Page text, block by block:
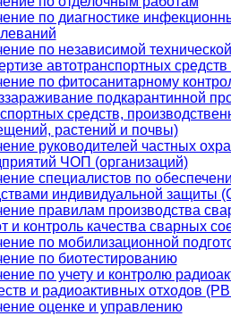
по диагностике
по независимой технической
автотранспортных
по фитосанитарному
подкарантинной
средств,
растений и почвы)
руководителей частных
ЧОП (организаций)
специалистов по
индивидуальной защиты
правилам производства
и контроль качества сварных
по мобилизационной
по биотестированию
по учету и контролю
и радиоактивных отходов
оценке и управлению